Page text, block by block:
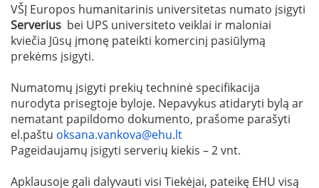
VŠĮ Europos humanitarinis universitetas numato įsigyti
Serverius bei UPS universiteto veiklai ir maloniai
kviečia Jūsų įmonę pateikti komercinį pasiūlymą
prekėms įsigyti.
Numatomų įsigyti prekių techninė specifikacija
nurodyta prisegtoje byloje. Nepavykus atidaryti bylą ar
nematant papildomo dokumento, prašome parašyti
el.paštu oksana.vankova@ehu.lt
Pageidaujamų įsigyti serverių kiekis – 2 vnt.
Apklausoje gali dalyvauti visi Tiekėjai, pateikę EHU visą